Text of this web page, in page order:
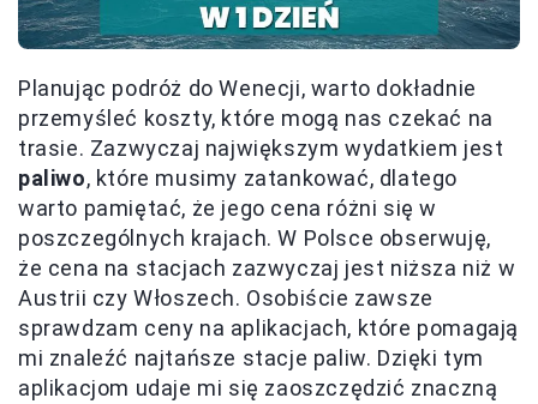
Planując podróż do Wenecji, warto dokładnie
przemyśleć koszty, które mogą nas czekać na
trasie. Zazwyczaj największym wydatkiem jest
paliwo, które musimy zatankować, dlatego
warto pamiętać, że jego cena różni się w
poszczególnych krajach. W Polsce obserwuję,
że cena na stacjach zazwyczaj jest niższa niż w
Austrii czy Włoszech. Osobiście zawsze
sprawdzam ceny na aplikacjach, które pomagają
mi znaleźć najtańsze stacje paliw. Dzięki tym
aplikacjom udaje mi się zaoszczędzić znaczną